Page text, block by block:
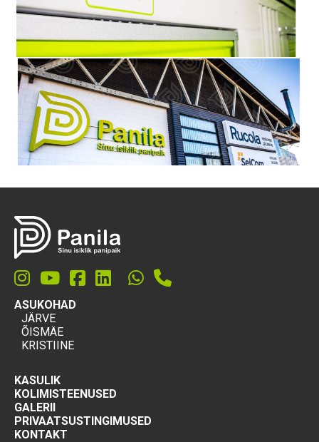
ASUKOHAD
JÄRVE
ÕISMÄE
KRISTIINE
KASULIK
KOLIMISTEENUSED
GALERII
PRIVAATSUSTINGIMUSED
KONTAKT